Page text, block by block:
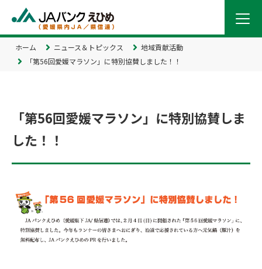
ホーム ニュース＆トピックス
地域貢献活動
「第56回愛媛マラソン」に特別協賛しました！！
「第56回愛媛マラソン」に特別協賛しま
した！！